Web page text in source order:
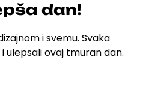
dan!
i svemu. Svaka
ulepsali ovaj tmuran dan.